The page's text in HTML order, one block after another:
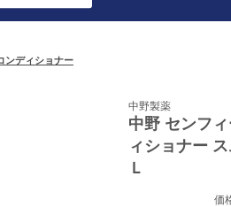
ンディショナー
中野製薬
中野 センフ
ィショナー
Ｌ
価